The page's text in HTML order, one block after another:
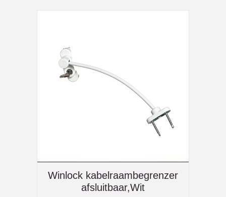
Winlock kabelraambegrenzer
afsluitbaar,Wit